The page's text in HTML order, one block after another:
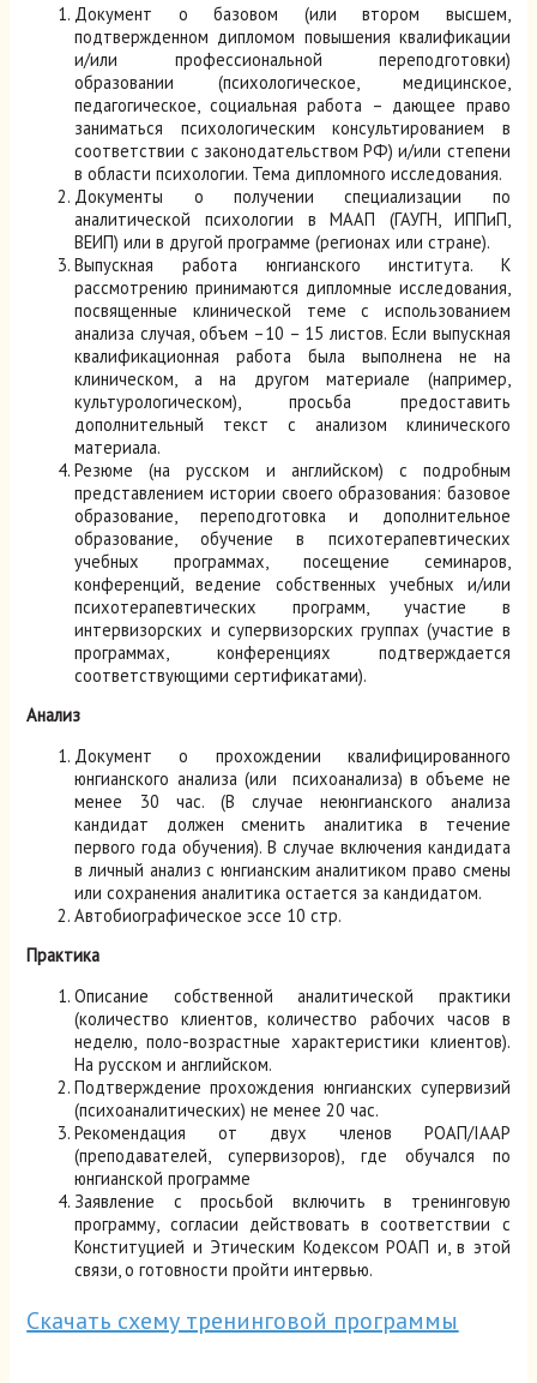
Документ о базовом (или втором высшем,
подтвержденном дипломом повышения квалификации
и/или профессиональной переподготовки)
образовании (психологическое, медицинское,
педагогическое, социальная работа – дающее право
заниматься психологическим консультированием в
соответствии с законодательством РФ) и/или степени
в области психологии. Тема дипломного исследования.
Документы о получении специализации по
аналитической психологии в МААП (ГАУГН, ИППиП,
ВЕИП) или в другой программе (регионах или стране).
Выпускная работа юнгианского института. К
рассмотрению принимаются дипломные исследования,
посвященные клинической теме с использованием
анализа случая, объем –10 – 15 листов. Если выпускная
квалификационная работа была выполнена не на
клиническом, а на другом материале (например,
культурологическом), просьба предоставить
дополнительный текст с анализом клинического
материала.
Резюме (на русском и английском) с подробным
представлением истории своего образования: базовое
образование, переподготовка и дополнительное
образование, обучение в психотерапевтических
учебных программах, посещение семинаров,
конференций, ведение собственных учебных и/или
психотерапевтических программ, участие в
интервизорских и супервизорских группах (участие в
программах, конференциях подтверждается
соответствующими сертификатами).
Анализ
Документ о прохождении квалифицированного
юнгианского анализа (или психоанализа) в объеме не
менее 30 час. (В случае неюнгианского анализа
кандидат должен сменить аналитика в течение
первого года обучения). В случае включения кандидата
в личный анализ с юнгианским аналитиком право смены
или сохранения аналитика остается за кандидатом.
Автобиографическое эссе 10 стр.
Практика
Описание собственной аналитической практики
(количество клиентов, количество рабочих часов в
неделю, поло-возрастные характеристики клиентов).
На русском и английском.
Подтверждение прохождения юнгианских супервизий
(психоаналитических) не менее 20 час.
Рекомендация от двух членов РОАП/IAAP
(преподавателей, супервизоров), где обучался по
юнгианской программе
Заявление с просьбой включить в тренинговую
программу, согласии действовать в соответствии с
Конституцией и Этическим Кодексом РОАП и, в этой
связи, о готовности пройти интервью.
Скачать схему тренинговой программы